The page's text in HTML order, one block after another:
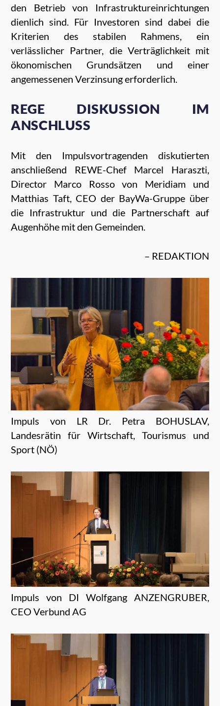
den Betrieb von Infrastruktureinrichtungen
dienlich sind. Für Investoren sind dabei die
Kriterien des stabilen Rahmens, ein
verlässlicher Partner, die Verträglichkeit mit
ökonomischen Grundsätzen und einer
angemessenen Verzinsung erforderlich.
REGE DISKUSSION IM
ANSCHLUSS
Mit den Impulsvortragenden diskutierten
anschließend REWE-Chef Marcel Haraszti,
Director Marco Rosso von Meridiam und
Matthias Taft, CEO der BayWa-Gruppe über
die Infrastruktur und die Partnerschaft auf
Augenhöhe mit den Gemeinden.
– REDAKTION
Impuls von LR Dr. Petra BOHUSLAV,
Landesrätin für Wirtschaft, Tourismus und
Sport (NÖ)
Impuls von DI Wolfgang ANZENGRUBER,
CEO Verbund AG